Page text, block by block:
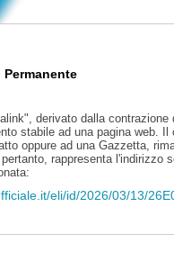
derivato dalla contrazione
stabile ad una pagina web.
oppure ad una Gazzetta,
pertanto, rappresenta
eli/id/2026/03/13/